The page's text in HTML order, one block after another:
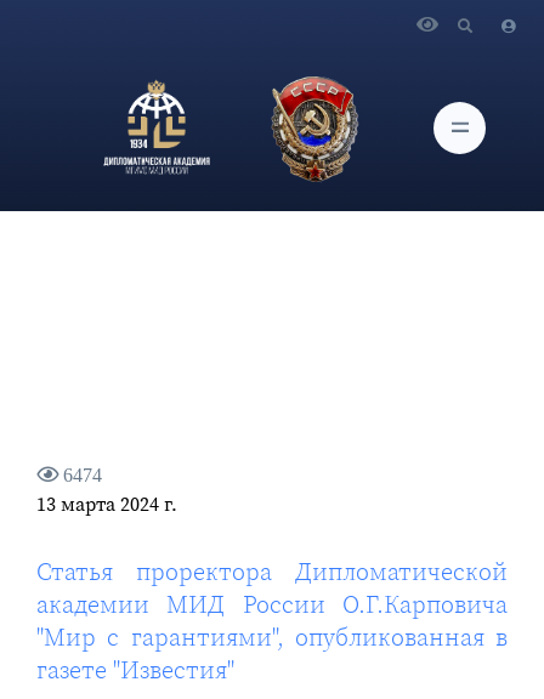
России О.Г.Карповича "Мир с гарантиями"
6474
13 марта 2024 г.
Статья проректора Дипломатической
академии МИД России О.Г.Карповича
"Мир с гарантиями", опубликованная в
газете "Известия"